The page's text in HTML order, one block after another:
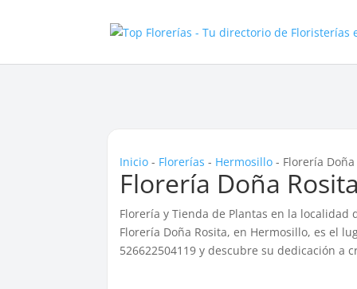
Inicio - Florerías - Hermosillo - Florería
Florería Doña
Florería y Tienda de Plantas en la localidad
Florería Doña Rosita, en Hermosillo, es el
526622504119 y descubre su dedicación a